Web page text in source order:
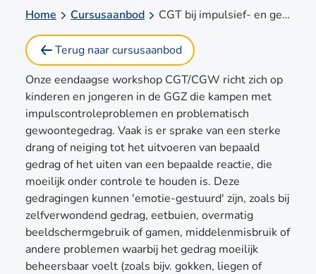
Home Cursusaanbod CGT bij impulsief- en gewoontegedrag met specifieke aandacht voor kind en jeugd
Terug naar cursusaanbod
Onze eendaagse workshop CGT/CGW richt zich op
kinderen en jongeren in de GGZ die kampen met
impulscontroleproblemen en problematisch
gewoontegedrag. Vaak is er sprake van een sterke
drang of neiging tot het uitvoeren van bepaald
gedrag of het uiten van een bepaalde reactie, die
moeilijk onder controle te houden is. Deze
gedragingen kunnen 'emotie-gestuurd' zijn, zoals bij
zelfverwondend gedrag, eetbuien, overmatig
beeldschermgebruik of gamen, middelenmisbruik of
andere problemen waarbij het gedrag moeilijk
beheersbaar voelt (zoals bijv. gokken, liegen of